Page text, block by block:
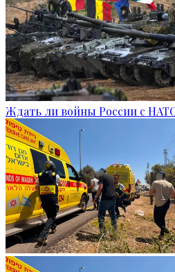
Ждать ли войны России с